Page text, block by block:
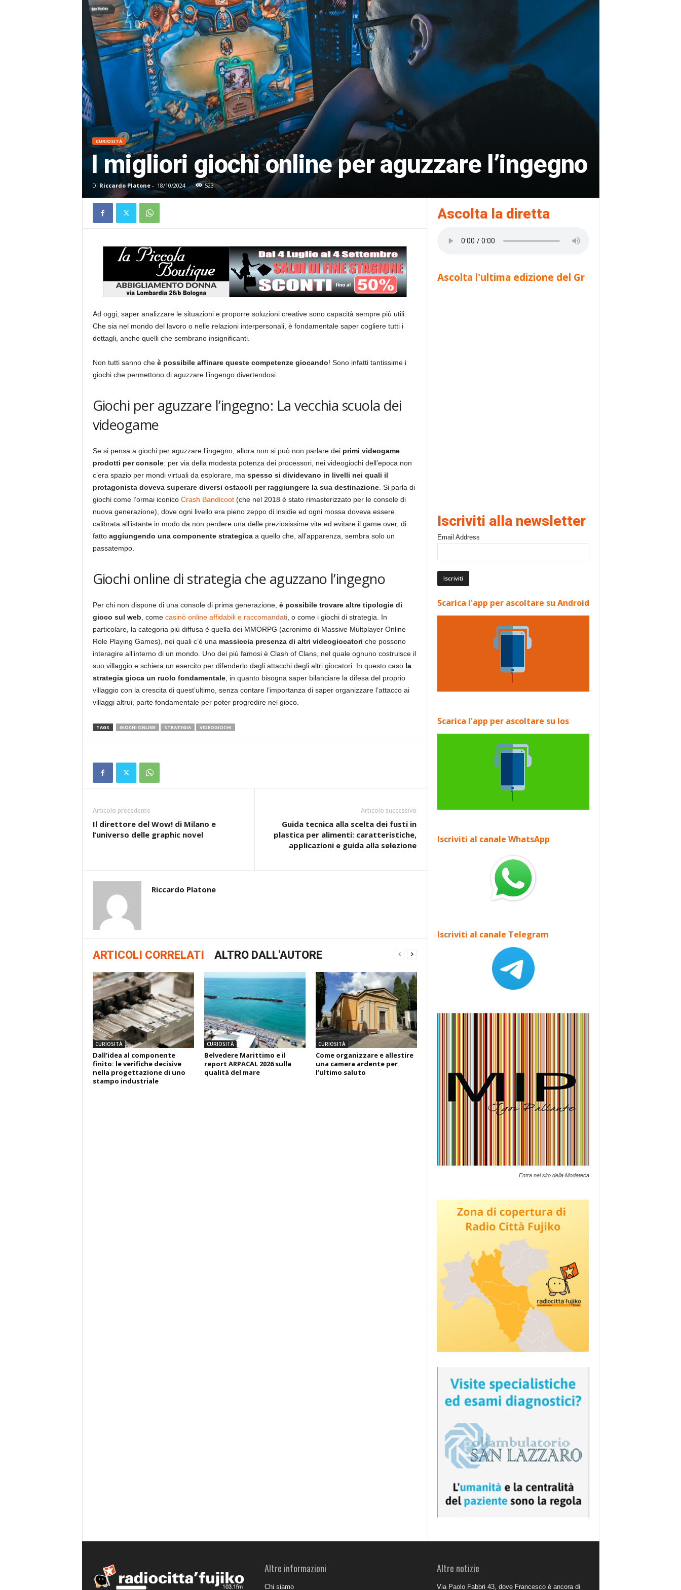
CURIOSITÀ
I migliori giochi online per aguzzare l’ingegno
Di Riccardo Platone- 18/10/2024 523
Ad oggi, saper analizzare le situazioni e proporre soluzioni creative sono capacità sempre più utili.
Che sia nel mondo del lavoro o nelle relazioni interpersonali, è fondamentale saper cogliere tutti i
dettagli, anche quelli che sembrano insignificanti.
Non tutti sanno che è possibile affinare queste competenze giocando! Sono infatti tantissime i
giochi che permettono di aguzzare l’ingengo divertendosi.
Giochi per aguzzare l’ingegno: La vecchia scuola dei
videogame
Se si pensa a giochi per aguzzare l’ingegno, allora non si può non parlare deiprimi videogame
prodotti per console: per via della modesta potenza dei processori, nei videogiochi dell’epoca non
c’era spazio per mondi virtuali da esplorare, ma spesso si dividevano in livelli nei quali il
protagonista doveva superare diversi ostacoli per raggiungere la sua destinazione. Si parla di
giochi come l’ormai iconico Crash Bandicoot (che nel 2018 è stato rimasterizzato per le console di
nuova generazione), dove ogni livello era pieno zeppo di insidie ed ogni mossa doveva essere
calibrata all’istante in modo da non perdere una delle preziosissime vite ed evitare il game over, di
fatto aggiungendo una componente strategicaa quello che, all’apparenza, sembra solo un
passatempo.
Giochi online di strategia che aguzzano l’ingegno
Per chi non dispone di una console di prima generazione, è possibile trovare altre tipologie di
gioco sul web , comecasinò online affidabili e raccomandati, o come i giochi di strategia. In
particolare, la categoria più diffusa è quella dei MMORPG (acronimo di Massive Multplayer Online
Role Playing Games), nei quali c’è una massiccia presenza di altri videogiocatori che possono
interagire all’interno di un mondo. Uno dei più famosi è Clash of Clans, nel quale ognuno costruisce il
suo villaggio e schiera un esercito per difenderlo dagli attacchi degli altri giocatori. In questo caso la
strategia gioca un ruolo fondamentale, in quanto bisogna saper bilanciare la difesa del proprio
villaggio con la crescita di quest’ultimo, senza contare l’importanza di saper organizzare l’attacco ai
villaggi altrui, parte fondamentale per poter progredire nel gioco.
TAGS GIOCHI ONLINE STRATEGIA VIDEOGIOCHI
Articolo precedente
Il direttore del Wow! di Milano e
l’universo delle graphic novel
Articolo successivo
Guida tecnica alla scelta dei fusti in
plastica per alimenti: caratteristiche,
applicazioni e guida alla selezione
Riccardo Platone
ARTICOLI CORRELATI ALTRO DALL'AUTORE
CURIOSITÀ
Dall’idea al componente
finito: le verifiche decisive
nella progettazione di uno
stampo industriale
CURIOSITÀ
Belvedere Marittimo e il
report ARPACAL 2026 sulla
qualità del mare
CURIOSITÀ
Come organizzare e allestire
una camera ardente per
l’ultimo saluto
Ascolta la diretta
Ascolta l'ultima edizione del Gr
Iscriviti alla newsletter
Email Address
Scarica l'app per ascoltare su Android
Scarica l'app per ascoltare su Ios
Iscriviti al canale WhatsApp
Iscriviti al canale Telegram
Entra nel sito della Modateca
Altre informazioni
Chi siamo
Altre notizie
Via Paolo Fabbri 43, dove Francesco è ancora di